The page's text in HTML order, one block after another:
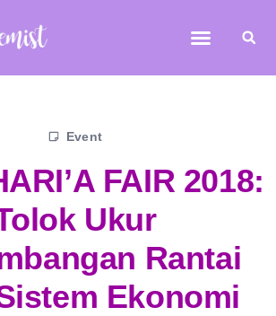
Event
FAIR 2018:
Ukur
Rantai
Ekonomi